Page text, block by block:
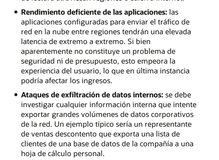
Rendimiento deficiente de las aplicaciones:las
aplicaciones configuradas para enviar el tráfico de
red en la nube entre regiones tendrán una elevada
latencia de extremo a extremo. Si bien
aparentemente no constituye un problema de
seguridad ni de presupuesto, esto empeora la
experiencia del usuario, lo que en última instancia
podría afectar los ingresos.
Ataques de exfiltración de datos internos:se debe
investigar cualquier información interna que intente
exportar grandes volúmenes de datos corporativos
de la red. Un ejemplo típico sería un representante
de ventas descontento que exporta una lista de
clientes de una base de datos de la compañía a una
hoja de cálculo personal.